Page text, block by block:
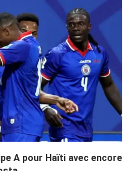
A pour Haïti avec encore